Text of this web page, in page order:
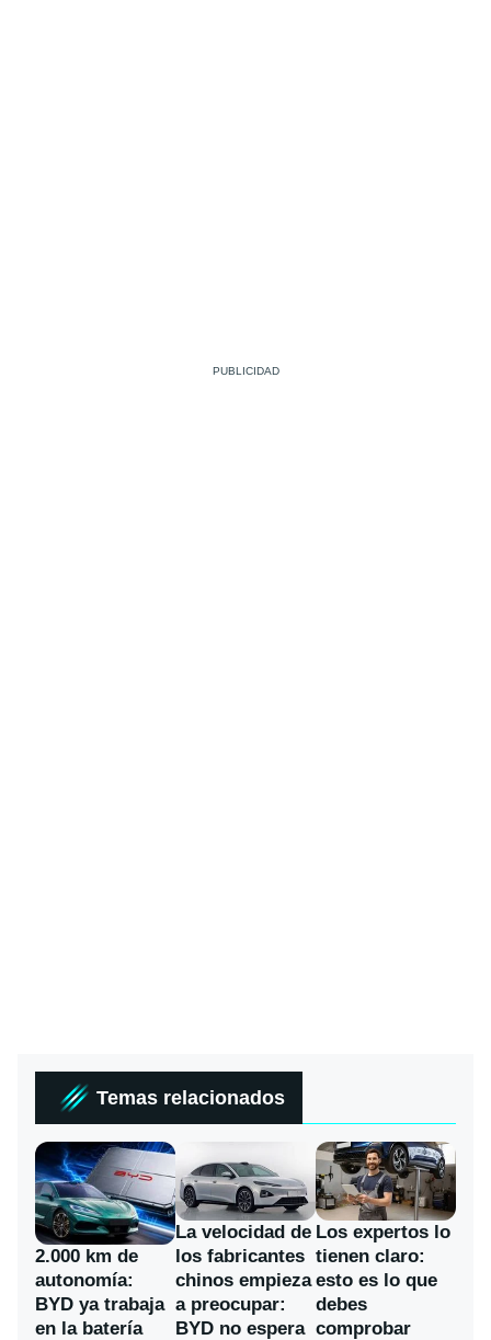
Temas relacionados
2.000 km de
autonomía:
BYD ya trabaja
en la batería
La velocidad de
los fabricantes
chinos empieza
a preocupar:
BYD no espera
Los expertos lo
tienen claro:
esto es lo que
debes
comprobar